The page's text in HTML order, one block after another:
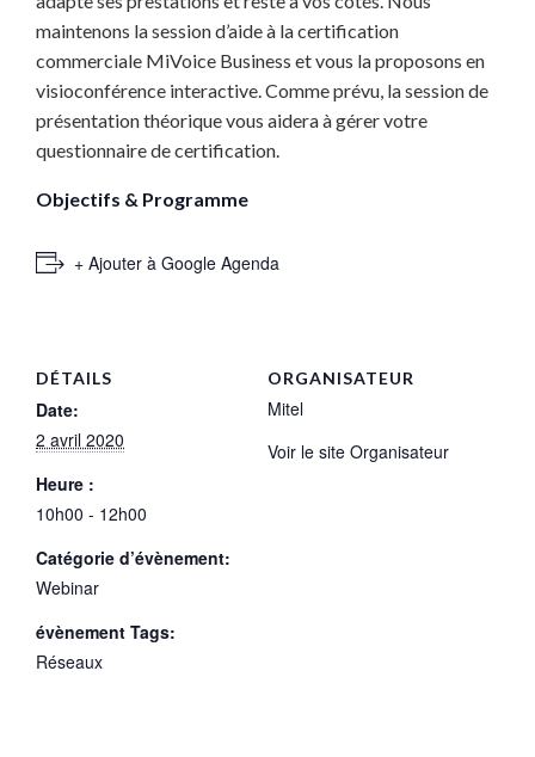
maintenons la session d’aide à la certification
commerciale MiVoice Business et vous la proposons en
visioconférence interactive. Comme prévu, la session de
présentation théorique vous aidera à gérer votre
questionnaire de certification.
Objectifs & Programme
+ Ajouter à Google Agenda
DÉTAILS
Date:
2 avril 2020
Heure :
10h00 - 12h00
Catégorie d’évènement:
Webinar
évènement Tags:
Réseaux
ORGANISATEUR
Mitel
Voir le site Organisateur